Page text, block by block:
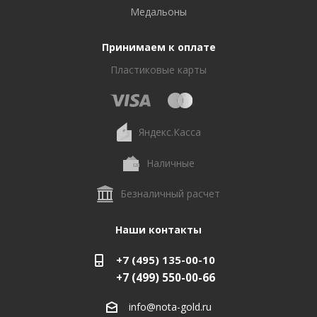
Медальоны
Принимаем к оплате
Пластиковые карты
Яндекс.Касса
Наличные
Безналичный расчет
Наши контакты
+7 (495) 135-00-10
+7 (499) 550-00-66
info@nota-gold.ru